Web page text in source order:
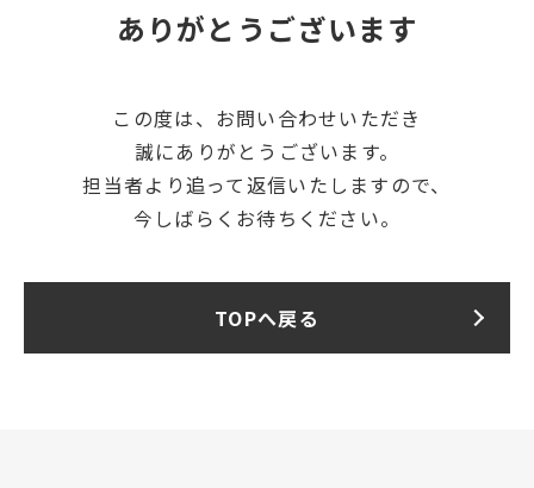
ありがとうございます
この度は、お問い合わせいただき
誠にありがとうございます。
担当者より追って返信いたしますので、
今しばらくお待ちください。
TOPへ戻る